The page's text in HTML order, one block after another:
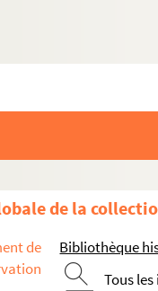
de la
de
Bibliothèque
Tous